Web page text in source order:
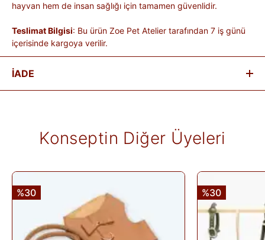
hayvan hem de insan sağlığı için tamamen güvenlidir.
Teslimat Bilgisi: Bu ürün Zoe Pet Atelier tarafından 7 iş günü
içerisinde kargoya verilir.
İADE
mümkün olmayan ürünlerde iade kabul edilmez. Ayıplı ürünler,
teslim sırasında kargo tutanağı ile belgelenmediği sürece iade
ve ürüne göre değişiklik gösterebilir; bu bilgiler ürün
açıklamalarında yer alır.
İade edilen ürünler, iade şartlarına uygun olduğu takdirde 10
gün içinde bankanıza iletilir. İade sürecini başlatmak için lütfen
İade Formu'nu doldurunuz veyaSiparişlerim
sayfasından
iade talebi oluşturunuz.
Konseptin Diğer Üyeleri
%30 %30